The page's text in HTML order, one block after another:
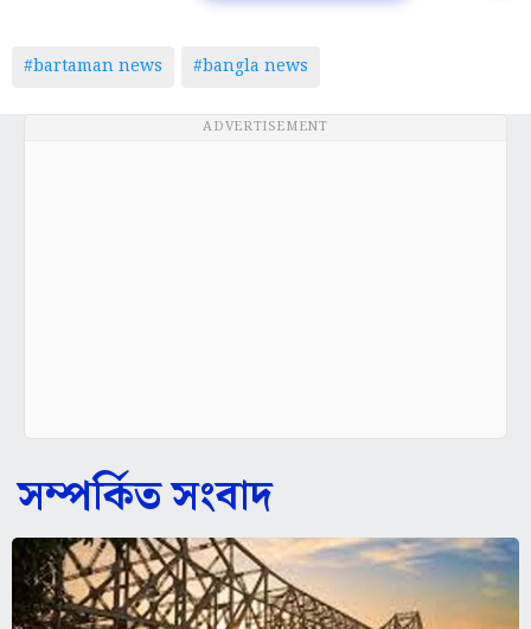
#bartaman news #bangla news
ADVERTISEMENT
সম্পর্কিত সংবাদ